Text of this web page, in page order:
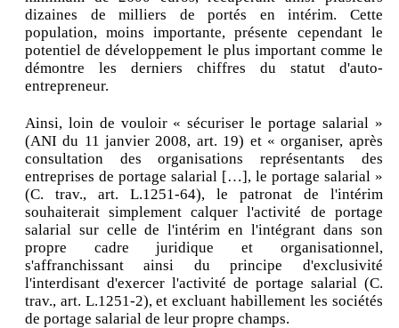
dizaines de milliers de portés en intérim. Cette
population, moins importante, présente cependant le
potentiel de développement le plus important comme le
démontre les derniers chiffres du statut d'auto-
entrepreneur.
Ainsi, loin de vouloir « sécuriser le portage salarial »
(ANI du 11 janvier 2008, art. 19) et « organiser, après
consultation des organisations représentants des
entreprises de portage salarial […], le portage salarial »
(C. trav., art. L.1251-64), le patronat de l'intérim
souhaiterait simplement calquer l'activité de portage
salarial sur celle de l'intérim en l'intégrant dans son
propre cadre juridique et organisationnel,
s'affranchissant ainsi du principe d'exclusivité
l'interdisant d'exercer l'activité de portage salarial (C.
trav., art. L.1251-2), et excluant habillement les sociétés
de portage salarial de leur propre champs.